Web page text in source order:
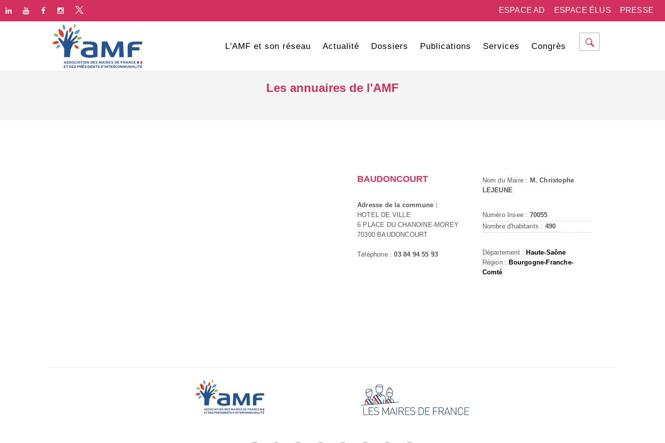
PRESSE
ESPACE ÉLUS
ESPACE AD
L'AMF et son réseau Actualité Dossiers Publications Services Congrès
Les annuaires de l'AMF
BAUDONCOURT
Adresse de la commune :
HOTEL DE VILLE
6 PLACE DU CHANOINE-MOREY
70300 BAUDONCOURT
Téléphone :03 84 94 55 93
Nom du Maire : M. Christophe
LEJEUNE
Numéro Insee : 70055
Nombre d'habitants : 490
Département : Haute-Saône
Région : Bourgogne-Franche-
Comté